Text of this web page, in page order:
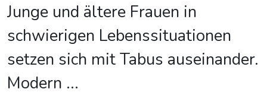
Junge und ältere Frauen in
schwierigen Lebenssituationen
setzen sich mit Tabus auseinander.
Modern ...